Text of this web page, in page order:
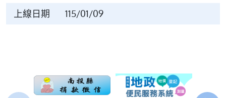
上線日期 115/01/09